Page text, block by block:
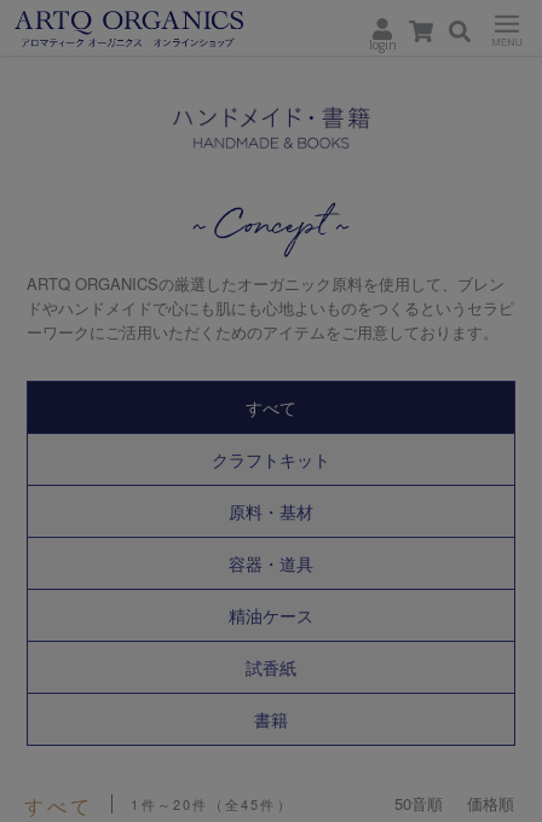
ORGANICS
login
ARTQ ORGANICSの厳選したオーガニック原料を使用して、ブレン
ドやハンドメイドで心にも肌にも心地よいものをつくるというセラピ
ーワークにご活用いただくためのアイテムをご用意しております。
すべて
クラフトキット
原料・基材
容器・道具
精油ケース
試香紙
書籍
すべて 1件～20件（全45件） 価格順
50音順